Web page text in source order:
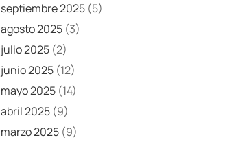
septiembre 2025 (5)
agosto 2025 (3)
julio 2025 (2)
junio 2025 (12)
mayo 2025 (14)
abril 2025 (9)
marzo 2025 (9)